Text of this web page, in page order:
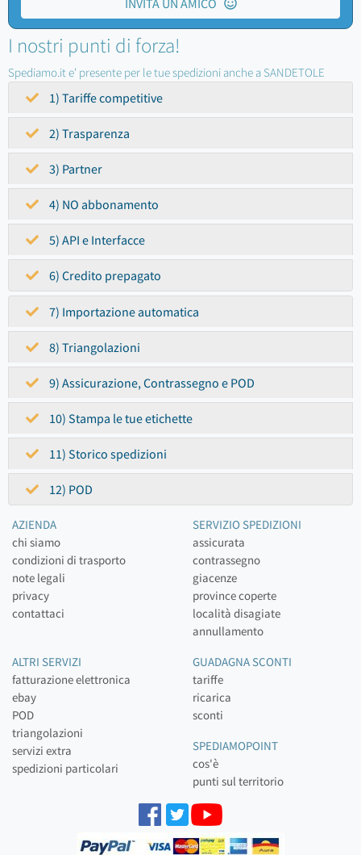
INVITA UN AMICO
I nostri punti di forza!
Spediamo.it e' presente per le tue spedizioni anche a SANDETOLE
1) Tariffe competitive
2) Trasparenza
3) Partner
4) NO abbonamento
5) API e Interfacce
6) Credito prepagato
7) Importazione automatica
8) Triangolazioni
9) Assicurazione, Contrassegno e POD
10) Stampa le tue etichette
11) Storico spedizioni
12) POD
AZIENDA
chi siamo
condizioni di trasporto
note legali
privacy
contattaci
SERVIZIO SPEDIZIONI
assicurata
contrassegno
giacenze
province coperte
località disagiate
annullamento
ALTRI SERVIZI
fatturazione elettronica
ebay
POD
triangolazioni
servizi extra
spedizioni particolari
GUADAGNA SCONTI
tariffe
ricarica
sconti
SPEDIAMOPOINT
cos'è
punti sul territorio